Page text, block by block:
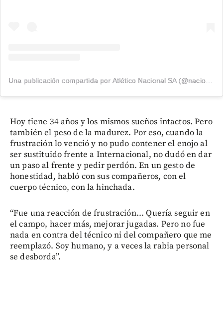
Una publicación compartida por Atlético Nacional SA (@nacionaloficial)
Hoy tiene 34 años y los mismos sueños intactos. Pero
también el peso de la madurez. Por eso, cuando la
frustración lo venció y no pudo contener el enojo al
ser sustituido frente a Internacional, no dudó en dar
un paso al frente y pedir perdón. En un gesto de
honestidad, habló con sus compañeros, con el
cuerpo técnico, con la hinchada.
“Fue una reacción de frustración... Quería seguir en
el campo, hacer más, mejorar jugadas. Pero no fue
nada en contra del técnico ni del compañero que me
reemplazó. Soy humano, y a veces la rabia personal
se desborda”.